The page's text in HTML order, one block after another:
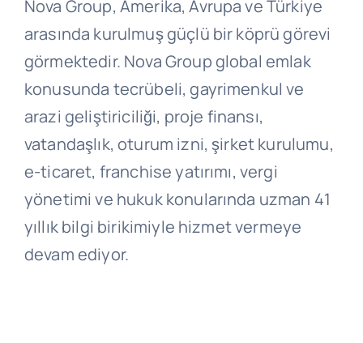
Nova Group, Amerika, Avrupa ve Türkiye
arasında kurulmuş güçlü bir köprü görevi
görmektedir. Nova Group global emlak
konusunda tecrübeli, gayrimenkul ve
arazi geliştiriciliği, proje finansı,
vatandaşlık, oturum izni, şirket kurulumu,
e-ticaret, franchise yatırımı, vergi
yönetimi ve hukuk konularında uzman 41
yıllık bilgi birikimiyle hizmet vermeye
devam ediyor.